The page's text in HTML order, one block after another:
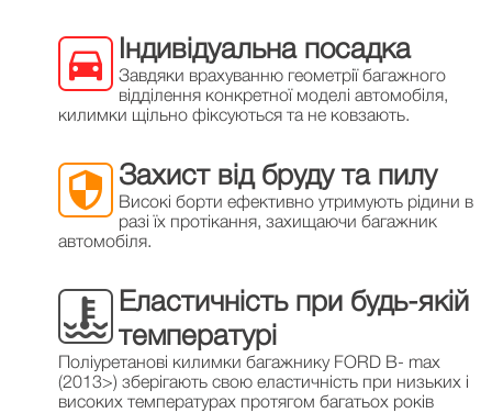
Індивідуальна посадка
Завдяки врахуванню геометрії багажного
відділення конкретної моделі автомобіля,
килимки щільно фіксуються та не ковзають.
Захист від бруду та пилу
Високі борти ефективно утримують рідини в
разі їх протікання, захищаючи багажник
автомобіля.
Еластичність при будь-якій
температурі
Поліуретанові килимки багажнику FORD B- max
(2013>) зберігають свою еластичність при низьких і
високих температурах протягом багатьох років